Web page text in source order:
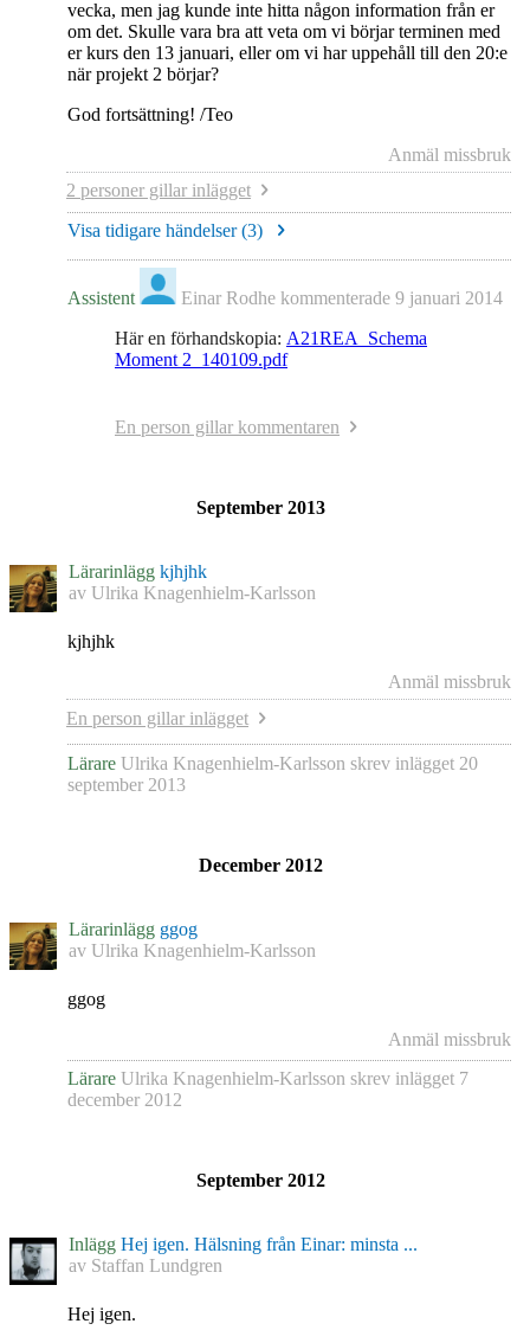
vecka, men jag kunde inte hitta någon information från er
om det. Skulle vara bra att veta om vi börjar terminen med
er kurs den 13 januari, eller om vi har uppehåll till den 20:e
när projekt 2 börjar?
God fortsättning! /Teo
Anmäl missbruk
2 personer gillar inlägget
Visa tidigare händelser (3)
Assistent Einar Rodhe kommenterade 9 januari 2014
Här en förhandskopia: A21REA_Schema
Moment 2_140109.pdf
En person gillar kommentaren
September 2013
Lärarinlägg kjhjhk
av Ulrika Knagenhielm-Karlsson
kjhjhk
Anmäl missbruk
En person gillar inlägget
Lärare Ulrika Knagenhielm-Karlsson skrev inlägget 20
september 2013
December 2012
Lärarinlägg ggog
av Ulrika Knagenhielm-Karlsson
ggog
Anmäl missbruk
Lärare Ulrika Knagenhielm-Karlsson skrev inlägget 7
december 2012
September 2012
Inlägg Hej igen. Hälsning från Einar: minsta ...
av Staffan Lundgren
Hej igen.